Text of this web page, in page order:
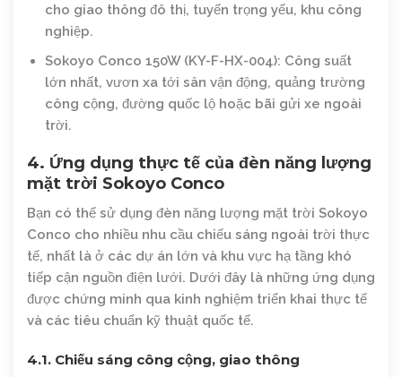
cho giao thông đô thị, tuyến trọng yếu, khu công
nghiệp.
Sokoyo Conco 150W (KY-F-HX-004): Công suất
lớn nhất, vươn xa tới sân vận động, quảng trường
công cộng, đường quốc lộ hoặc bãi gửi xe ngoài
trời.
4. Ứng dụng thực tế của đèn năng lượng
mặt trời Sokoyo Conco
Bạn có thể sử dụng đèn năng lượng mặt trời Sokoyo
Conco cho nhiều nhu cầu chiếu sáng ngoài trời thực
tế, nhất là ở các dự án lớn và khu vực hạ tầng khó
tiếp cận nguồn điện lưới. Dưới đây là những ứng dụng
được chứng minh qua kinh nghiệm triển khai thực tế
và các tiêu chuẩn kỹ thuật quốc tế.
4.1. Chiếu sáng công cộng, giao thông